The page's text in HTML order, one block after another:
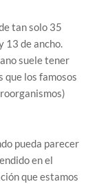
tan solo 35
13 de ancho.
suele tener
los famosos
pueda parecer
en el
que estamos